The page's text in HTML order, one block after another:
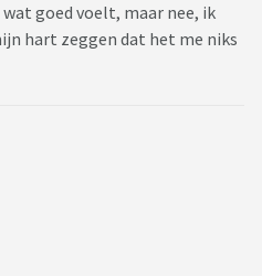
goed voelt, maar nee, ik
hart zeggen dat het me niks